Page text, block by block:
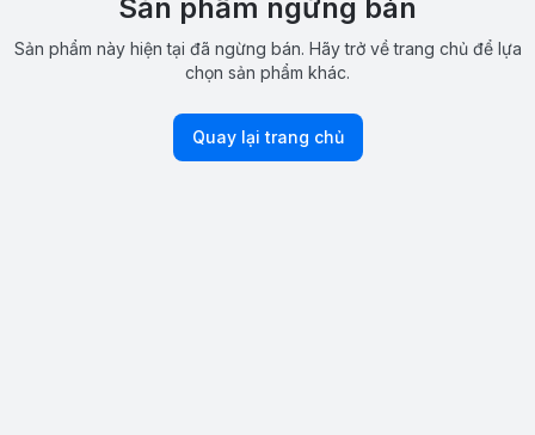
Sản phẩm ngừng bán
Sản phẩm này hiện tại đã ngừng bán. Hãy trở về trang chủ để lựa
chọn sản phẩm khác.
Quay lại trang chủ